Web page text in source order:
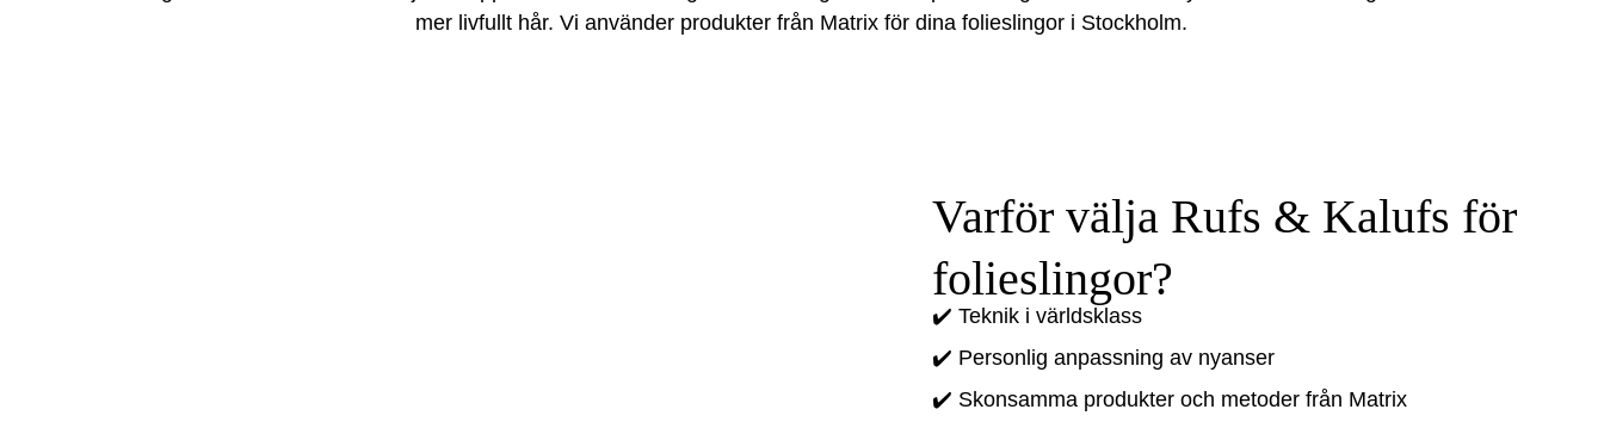
mer livfullt hår. Vi använder produkter från Matrix för dina folieslingor i Stockholm.
✔️ Teknik i världsklass
✔️ Personlig anpassning av nyanser
✔️ Skonsamma produkter och metoder från Matrix
Varför välja Rufs & Kalufs för
folieslingor?